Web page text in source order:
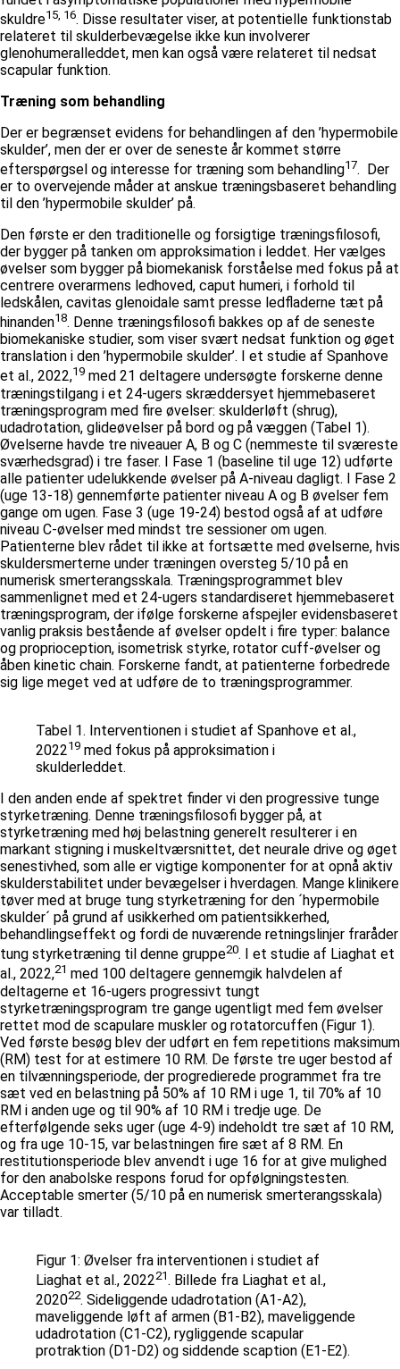
skuldre15, 16. Disse resultater viser, at potentielle funktionstab
relateret til skulderbevægelse ikke kun involverer
glenohumeralleddet, men kan også være relateret til nedsat
scapular funktion.
Træning som behandling
Der er begrænset evidens for behandlingen af den ’hypermobile
skulder’, men der er over de seneste år kommet større
efterspørgsel og interesse for træning som behandling17. Der
er to overvejende måder at anskue træningsbaseret behandling
til den ’hypermobile skulder’ på.
Den første er den traditionelle og forsigtige træningsfilosofi,
der bygger på tanken om approksimation i leddet. Her vælges
øvelser som bygger på biomekanisk forståelse med fokus på at
centrere overarmens ledhoved, caput humeri, i forhold til
ledskålen, cavitas glenoidale samt presse ledfladerne tæt på
hinanden18. Denne træningsfilosofi bakkes op af de seneste
biomekaniske studier, som viser svært nedsat funktion og øget
translation i den ’hypermobile skulder’. I et studie af Spanhove
et al., 2022,19 med 21 deltagere undersøgte forskerne denne
træningstilgang i et 24-ugers skræddersyet hjemmebaseret
træningsprogram med fire øvelser: skulderløft (shrug),
udadrotation, glideøvelser på bord og på væggen (Tabel 1).
Øvelserne havde tre niveauer A, B og C (nemmeste til sværeste
sværhedsgrad) i tre faser. I Fase 1 (baseline til uge 12) udførte
alle patienter udelukkende øvelser på A-niveau dagligt. I Fase 2
(uge 13-18) gennemførte patienter niveau A og B øvelser fem
gange om ugen. Fase 3 (uge 19-24) bestod også af at udføre
niveau C-øvelser med mindst tre sessioner om ugen.
Patienterne blev rådet til ikke at fortsætte med øvelserne, hvis
skuldersmerterne under træningen oversteg 5/10 på en
numerisk smerterangsskala. Træningsprogrammet blev
sammenlignet med et 24-ugers standardiseret hjemmebaseret
træningsprogram, der ifølge forskerne afspejler evidensbaseret
vanlig praksis bestående af øvelser opdelt i fire typer: balance
og proprioception, isometrisk styrke, rotator cuff-øvelser og
åben kinetic chain. Forskerne fandt, at patienterne forbedrede
sig lige meget ved at udføre de to træningsprogrammer.
Tabel 1. Interventionen i studiet af Spanhove et al.,
202219 med fokus på approksimation i
skulderleddet.
I den anden ende af spektret finder vi den progressive tunge
styrketræning. Denne træningsfilosofi bygger på, at
styrketræning med høj belastning generelt resulterer i en
markant stigning i muskeltværsnittet, det neurale drive og øget
senestivhed, som alle er vigtige komponenter for at opnå aktiv
skulderstabilitet under bevægelser i hverdagen. Mange klinikere
tøver med at bruge tung styrketræning for den ´hypermobile
skulder´ på grund af usikkerhed om patientsikkerhed,
behandlingseffekt og fordi de nuværende retningslinjer fraråder
tung styrketræning til denne gruppe20. I et studie af Liaghat et
al., 2022,21 med 100 deltagere gennemgik halvdelen af
deltagerne et 16-ugers progressivt tungt
styrketræningsprogram tre gange ugentligt med fem øvelser
rettet mod de scapulare muskler og rotatorcuffen (Figur 1).
Ved første besøg blev der udført en fem repetitions maksimum
(RM) test for at estimere 10 RM. De første tre uger bestod af
en tilvænningsperiode, der progredierede programmet fra tre
sæt ved en belastning på 50% af 10 RM i uge 1, til 70% af 10
RM i anden uge og til 90% af 10 RM i tredje uge. De
efterfølgende seks uger (uge 4-9) indeholdt tre sæt af 10 RM,
og fra uge 10-15, var belastningen fire sæt af 8 RM. En
restitutionsperiode blev anvendt i uge 16 for at give mulighed
for den anabolske respons forud for opfølgningstesten.
Acceptable smerter (5/10 på en numerisk smerterangsskala)
var tilladt.
Figur 1: Øvelser fra interventionen i studiet af
Liaghat et al., 202221. Billede fra Liaghat et al.,
202022. Sideliggende udadrotation (A1-A2),
maveliggende løft af armen (B1-B2), maveliggende
udadrotation (C1-C2), rygliggende scapular
protraktion (D1-D2) og siddende scaption (E1-E2).